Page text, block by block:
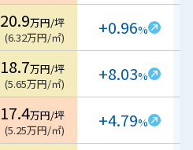
20.9万円/坪
(6.32万円/㎡) +0.96%
18.7万円/坪
(5.65万円/㎡) +8.03%
17.4万円/坪
(5.25万円/㎡) +4.79%